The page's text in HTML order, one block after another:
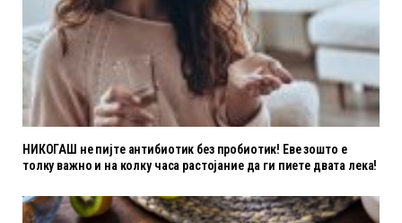
НИКОГАШ не пијте антибиотик без пробиотик! Еве зошто е
толку важно и на колку часа растојание да ги пиете двата лека!